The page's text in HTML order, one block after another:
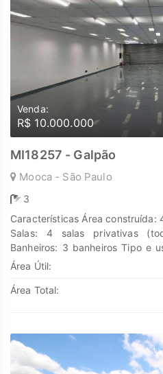
Venda:
R$ 10.000.000
MI18257 - Galpão
Mooca - São Paulo
3
Características Área construída:
Salas: 4 salas privativas
Banheiros: 3 banheiros Tipo e
comercial Uso anterior:
circulação fluida ou grandes
comércio e serviços. Perfil
movimento constante e
negócios. Descubra o poder de
Área Útil:
Área Total: